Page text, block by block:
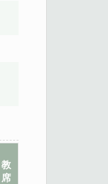
教
席